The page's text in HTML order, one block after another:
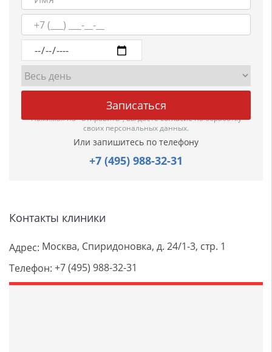
Нажимая на "Отправить", вы даетесогласиена обработку
своих персональных данных.
Или запишитесь по телефону
+7 (495) 988-32-31
Контакты клиники
Адрес: Москва, Спиридоновка, д. 24/1-3, стр. 1
Телефон: +7 (495) 988-32-31